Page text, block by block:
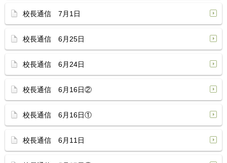
校長通信 7月1日
校長通信 6月25日
校長通信 6月24日
校長通信 6月16日②
校長通信 6月16日①
校長通信 6月11日